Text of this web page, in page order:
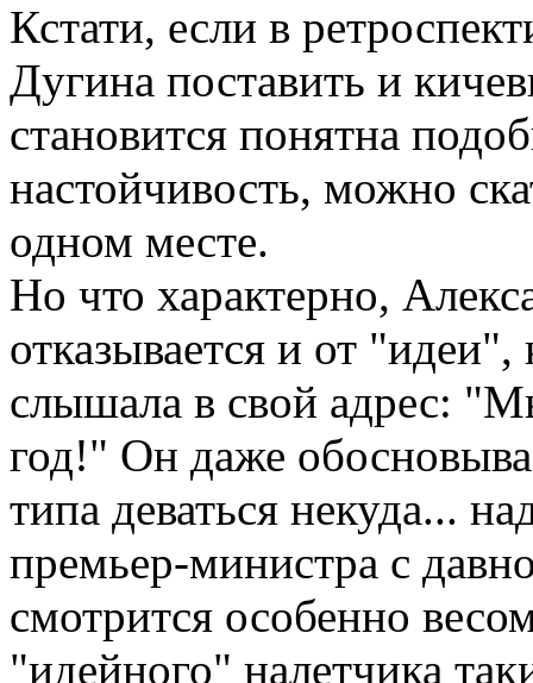
Кстати, если в
Дугина поставить и
становится понятна
настойчивость, можно
одном месте.
Но что характерно,
отказывается и от
слышала в свой адрес:
год!" Он даже
типа деваться некуда...
премьер-министра с
смотрится особенно
"идейного" налетчика